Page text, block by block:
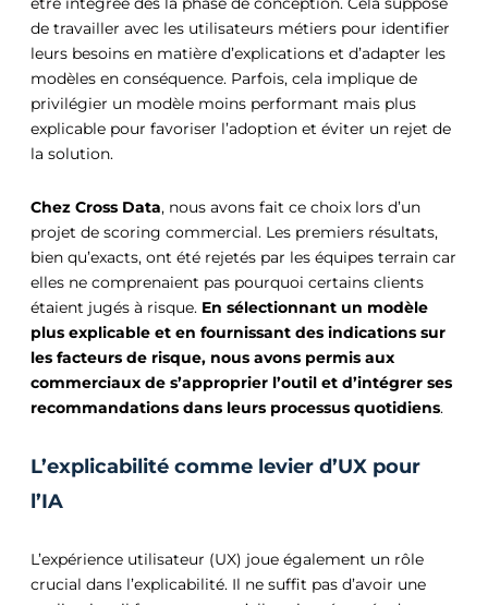
de travailler avec les utilisateurs métiers pour identifier
leurs besoins en matière d’explications et d’adapter les
modèles en conséquence. Parfois, cela implique de
privilégier un modèle moins performant mais plus
explicable pour favoriser l’adoption et éviter un rejet de
la solution.
Chez Cross Data, nous avons fait ce choix lors d’un
projet de scoring commercial. Les premiers résultats,
bien qu’exacts, ont été rejetés par les équipes terrain car
elles ne comprenaient pas pourquoi certains clients
étaient jugés à risque. En sélectionnant un modèle
plus explicable et en fournissant des indications sur
les facteurs de risque, nous avons permis aux
commerciaux de s’approprier l’outil et d’intégrer ses
recommandations dans leurs processus quotidiens.
L’explicabilité comme levier d’UX pour
l’IA
L’expérience utilisateur (UX) joue également un rôle
crucial dans l’explicabilité. Il ne suffit pas d’avoir une